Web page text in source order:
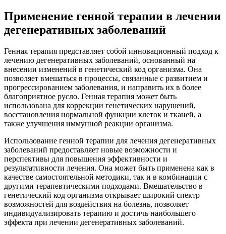
Применение генной терапии в лечении
дегенеративных заболеваний
Генная терапия представляет собой инновационный подход к
лечению дегенеративных заболеваний, основанный на
внесении изменений в генетический код организма. Она
позволяет вмешаться в процессы, связанные с развитием и
прогрессированием заболевания, и направить их в более
благоприятное русло. Генная терапия может быть
использована для коррекции генетических нарушений,
восстановления нормальной функции клеток и тканей, а
также улучшения иммунной реакции организма.
Использование генной терапии для лечения дегенеративных
заболеваний предоставляет новые возможности и
перспективы для повышения эффективности и
результативности лечения. Она может быть применена как в
качестве самостоятельной методики, так и в комбинации с
другими терапевтическими подходами. Вмешательство в
генетический код организма открывает широкий спектр
возможностей для воздействия на болезнь, позволяет
индивидуализировать терапию и достичь наибольшего
эффекта при лечении дегенеративных заболеваний.